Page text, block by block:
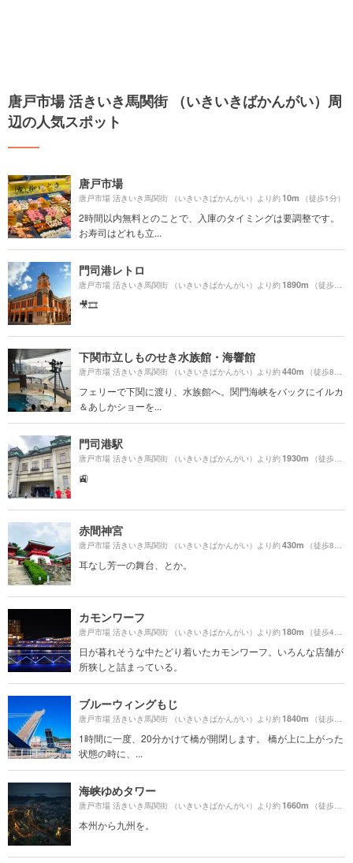
唐戸市場 活きいき馬関街 （いきいきばかんがい）周
辺の人気スポット
唐戸市場
唐戸市場 活きいき馬関街 （いきいきばかんがい）より約10m （徒歩1分）
2時間以内無料とのことで、入庫のタイミングは要調整です。
お寿司はどれも立...
門司港レトロ
唐戸市場 活きいき馬関街 （いきいきばかんがい）より約1890m （徒歩32分）
🎥🎞
下関市立しものせき水族館・海響館
唐戸市場 活きいき馬関街 （いきいきばかんがい）より約440m （徒歩8分）
フェリーで下関に渡り、水族館へ。関門海峡をバックにイルカ
＆あしかショーを...
門司港駅
唐戸市場 活きいき馬関街 （いきいきばかんがい）より約1930m （徒歩33分）
🚉
赤間神宮
唐戸市場 活きいき馬関街 （いきいきばかんがい）より約430m （徒歩8分）
耳なし芳一の舞台、とか。
カモンワーフ
唐戸市場 活きいき馬関街 （いきいきばかんがい）より約180m （徒歩4分）
日が暮れそうな中たどり着いたカモンワーフ。いろんな店舗が
所狭しと詰まっている。
ブルーウィングもじ
唐戸市場 活きいき馬関街 （いきいきばかんがい）より約1840m （徒歩31分）
1時間に一度、20分かけて橋が開閉します。 橋が上に上がった
状態の時に、...
海峡ゆめタワー
唐戸市場 活きいき馬関街 （いきいきばかんがい）より約1660m （徒歩28分）
本州から九州を。